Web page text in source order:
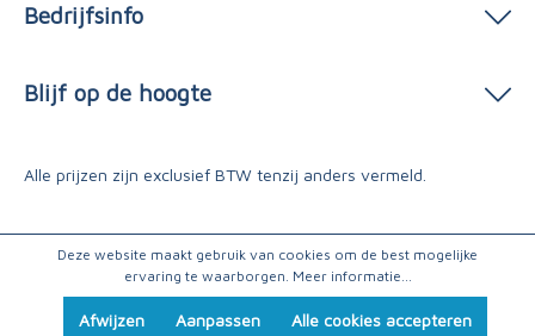
Bedrijfsinfo
Blijf op de hoogte
Alle prijzen zijn exclusief BTW tenzij anders vermeld.
Deze website maakt gebruik van cookies om de best mogelijke
ervaring te waarborgen. Meer informatie...
Afwijzen Aanpassen Alle cookies accepteren